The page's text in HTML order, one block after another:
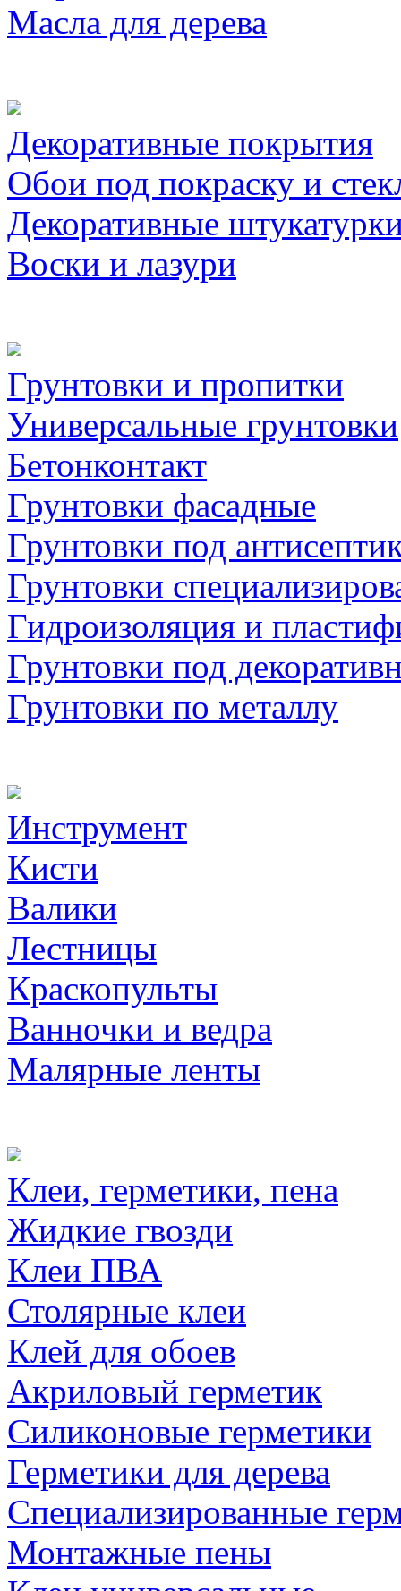
Масла для дерева
Декоративные покрытия
Обои под покраску и
Декоративные
Воски и лазури
Грунтовки и пропитки
Универсальные грунтовки
Бетонконтакт
Грунтовки фасадные
Грунтовки под
Грунтовки
Гидроизоляция и
Грунтовки под
Грунтовки по металлу
Инструмент
Кисти
Валики
Лестницы
Краскопульты
Ванночки и ведра
Малярные ленты
Клеи, герметики, пена
Жидкие гвозди
Клеи ПВА
Столярные клеи
Клей для обоев
Акриловый герметик
Силиконовые герметики
Герметики для дерева
Специализированные
Монтажные пены